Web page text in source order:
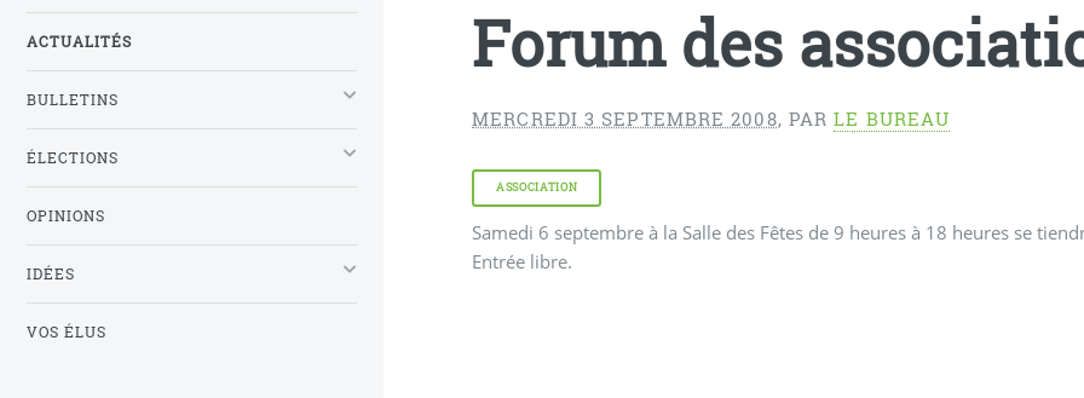
Forum des
MERCREDI 3 SEPTEMBRE 2008, PARLE BUREAU
ASSOCIATION
Samedi 6 septembre à la Salle des Fêtes de 9 heures à 18 heures se
Entrée libre.
ACTUALITÉS
BULLETINS
ÉLECTIONS
OPINIONS
IDÉES
VOS ÉLUS